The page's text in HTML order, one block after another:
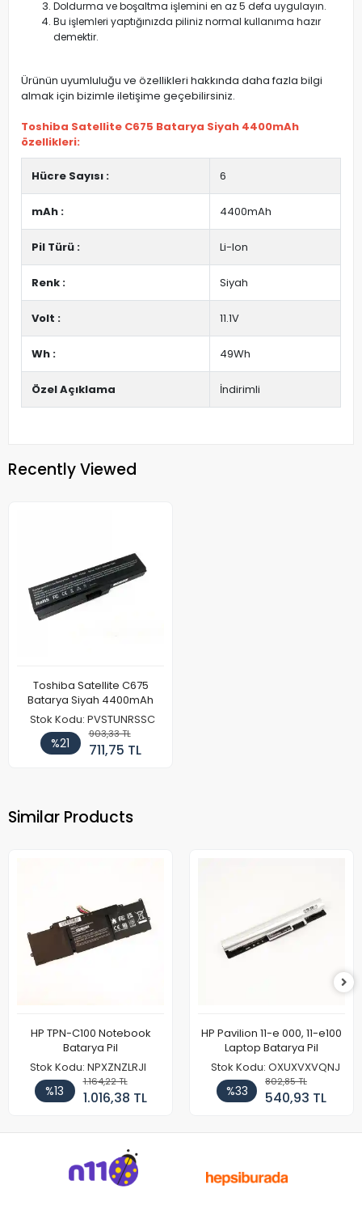
Doldurma ve boşaltma işlemini en az 5 defa uygulayın.
Bu işlemleri yaptığınızda piliniz normal kullanıma hazır
demektir.
Ürünün uyumluluğu ve özellikleri hakkında daha fazla bilgi
almak için bizimle iletişime geçebilirsiniz.
Toshiba Satellite C675 Batarya Siyah 4400mAh
özellikleri:
Hücre Sayısı : 6
mAh : 4400mAh
Pil Türü : Li-Ion
Renk : Siyah
Volt : 11.1V
Wh : 49Wh
Özel Açıklama İndirimli
Recently Viewed
Toshiba Satellite C675
Batarya Siyah 4400mAh
Stok Kodu: PVSTUNRSSC
%21
903,33 TL
711,75 TL
Similar Products
HP TPN-C100 Notebook
Batarya Pil
Stok Kodu: NPXZNZLRJI
%13
1.164,22 TL
1.016,38 TL
HP Pavilion 11-e 000, 11-e100
Laptop Batarya Pil
Stok Kodu: OXUXVXVQNJ
%33
802,85 TL
540,93 TL